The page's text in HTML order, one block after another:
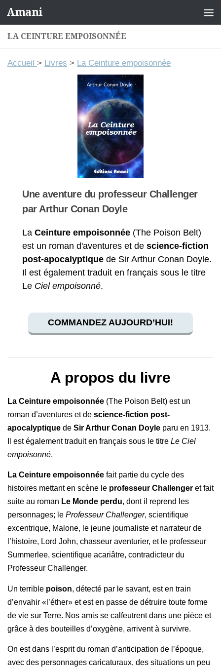
Skip to content
Amani
LA CEINTURE EMPOISONNÉE
Accueil > Livres > La Ceinture empoisonnée
Une aventure du professeur Challenger
par Arthur Conan Doyle
La Ceinture empoisonnée (The Poison Belt)
est un roman d'aventures et de science-fiction
post-apocalyptique de Sir Arthur Conan Doyle.
Il est également traduit en français sous le titre
Le Ciel empoisonné.
COMMANDEZ AUJOURD’HUI!
A propos du livre
La Ceinture empoisonnée (The Poison Belt) est un
roman d’aventures et de science-fiction post-
apocalyptique de Sir Arthur Conan Doyle paru en 1913.
Il est également traduit en français sous le titre Le Ciel
empoisonné.
La Ceinture empoisonnée fait partie du cycle des
histoires mettant en scène le professeur Challenger et fait
suite au roman Le Monde perdu, dont il reprend les
personnages; le Professeur Challenger, scientifique
excentrique, Malone, le jeune journaliste et narrateur de
l’histoire, Lord John, chasseur aventurier, et le professeur
Summerlee, scientifique acariâtre, contradicteur du
Professeur Challenger.
Un terrible poison, détecté par le savant, est en train
d’envahir «l’éther» et est en passe de détruire toute forme
de vie sur Terre. Nos amis se calfeutrent dans une pièce et
grâce à des bouteilles d’oxygène, arrivent à survivre.
On est dans l’esprit du roman d’anticipation de l’époque,
avec des personnages caricaturaux, des situations un peu